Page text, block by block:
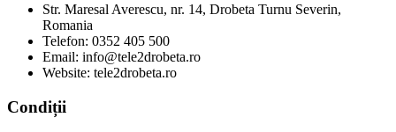
Str. Maresal Averescu, nr. 14, Drobeta Turnu Severin,
Romania
Telefon: 0352 405 500
Email: info@tele2drobeta.ro
Website: tele2drobeta.ro
Condiții